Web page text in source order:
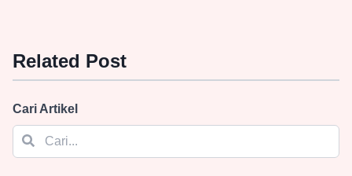
Related Post
Cari Artikel